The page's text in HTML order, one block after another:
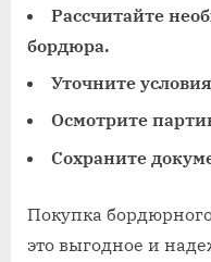
Рассчитайте
бордюра.
Уточните
Осмотрите
Сохраните
Покупка
это выгодное и